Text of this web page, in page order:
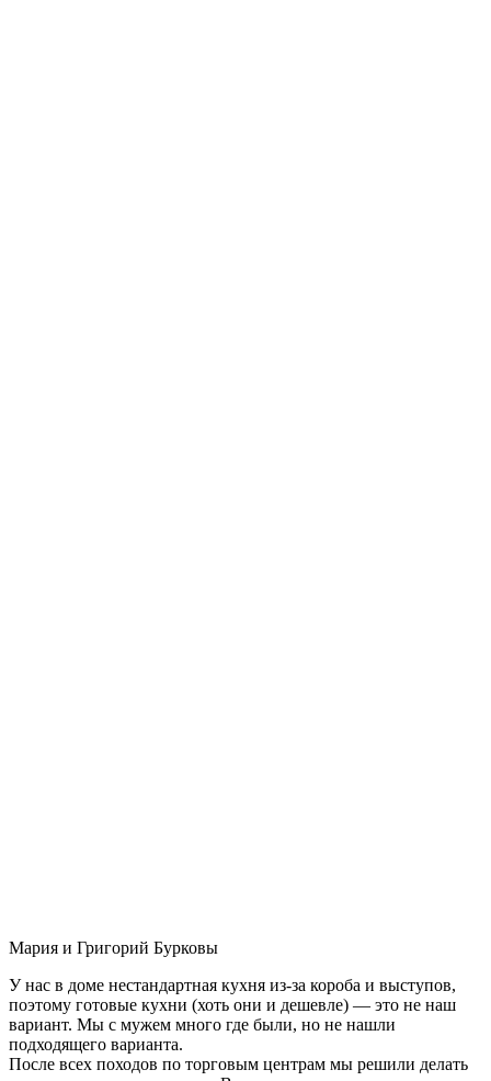
Мария и Григорий Бурковы
У нас в доме нестандартная кухня из-за короба и выступов,
поэтому готовые кухни (хоть они и дешевле) — это не наш
вариант. Мы с мужем много где были, но не нашли
подходящего варианта.
После всех походов по торговым центрам мы решили делать